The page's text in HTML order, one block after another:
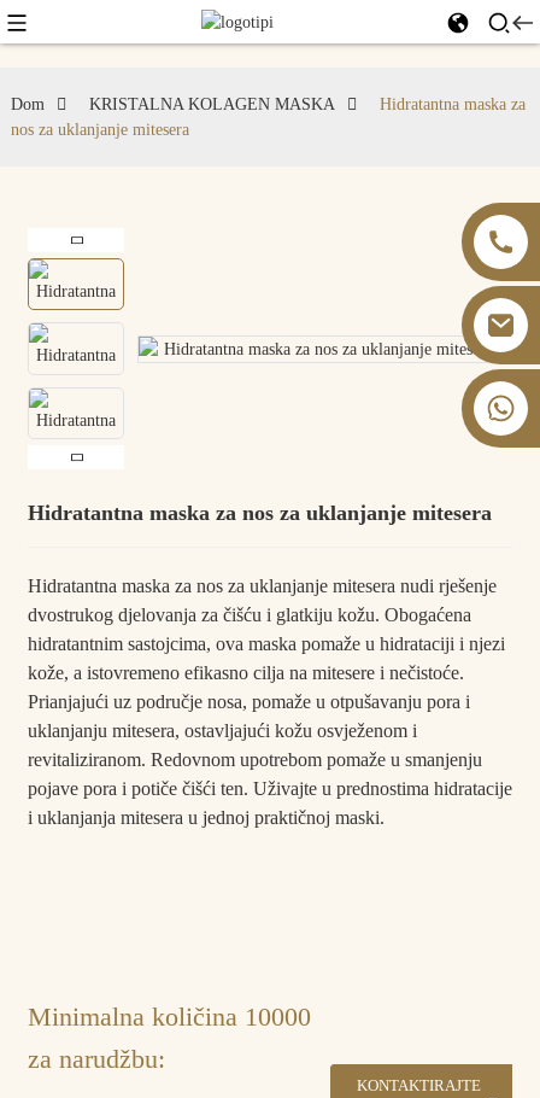
Dom KRISTALNA KOLAGEN MASKA
Hidratantna maska ​​za
nos za uklanjanje mitesera
Hidratantna maska ​​za nos za uklanjanje mitesera
Hidratantna maska ​​za nos za uklanjanje mitesera nudi rješenje
dvostrukog djelovanja za čišću i glatkiju kožu. Obogaćena
hidratantnim sastojcima, ova maska ​​pomaže u hidrataciji i njezi
kože, a istovremeno efikasno cilja na mitesere i nečistoće.
Prianjajući uz područje nosa, pomaže u otpušavanju pora i
uklanjanju mitesera, ostavljajući kožu osvježenom i
revitaliziranom. Redovnom upotrebom pomaže u smanjenju
pojave pora i potiče čišći ten. Uživajte u prednostima hidratacije
i uklanjanja mitesera u jednoj praktičnoj maski.
Minimalna količina
za narudžbu:
10000
KONTAKTIRAJTE